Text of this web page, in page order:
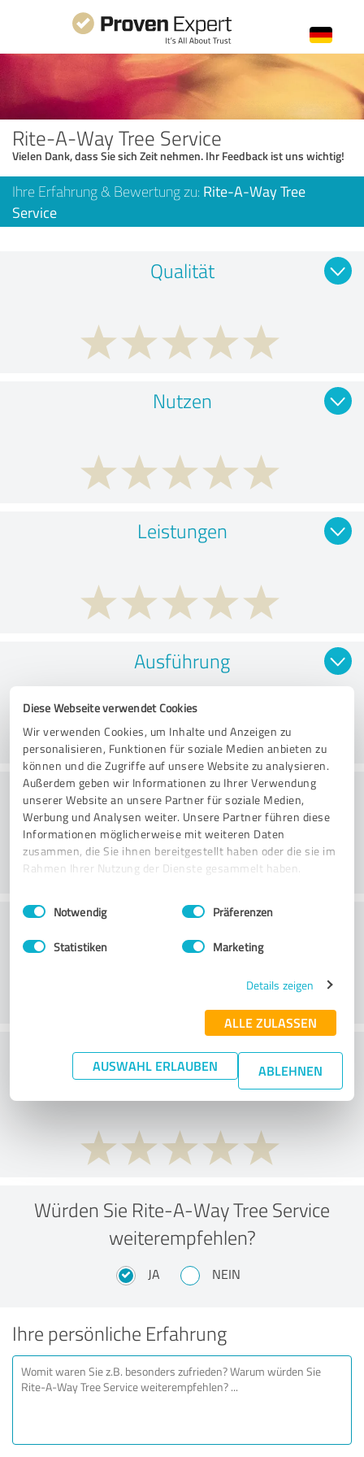
Diese Webseite verwendet Cookies
Wir verwenden Cookies, um Inhalte und Anzeigen zu
personalisieren, Funktionen für soziale Medien anbieten zu
können und die Zugriffe auf unsere Website zu analysieren.
Außerdem geben wir Informationen zu Ihrer Verwendung
unserer Website an unsere Partner für soziale Medien,
Werbung und Analysen weiter. Unsere Partner führen diese
Informationen möglicherweise mit weiteren Daten
zusammen, die Sie ihnen bereitgestellt haben oder die sie im
Rahmen Ihrer Nutzung der Dienste gesammelt haben.
Impressum Datenschutzbestimmungen
Einwilligungsauswahl
Notwendig Präferenzen
Statistiken Marketing
Details zeigen
ALLE ZULASSEN
AUSWAHL ERLAUBEN ABLEHNEN
Rite-A-Way Tree Service
Vielen Dank, dass Sie sich Zeit nehmen. Ihr Feedback ist uns wichtig!
Ihre Erfahrung & Bewertung zu: Rite-A-Way Tree
Service
Qualität
Nutzen
Leistungen
Ausführung
Beratung
Kundenservice
Wie beurteilen Sie das
Preis-/Leistungsverhältnis?
Würden Sie Rite-A-Way Tree Service
weiterempfehlen?
JA NEIN
Ihre persönliche Erfahrung